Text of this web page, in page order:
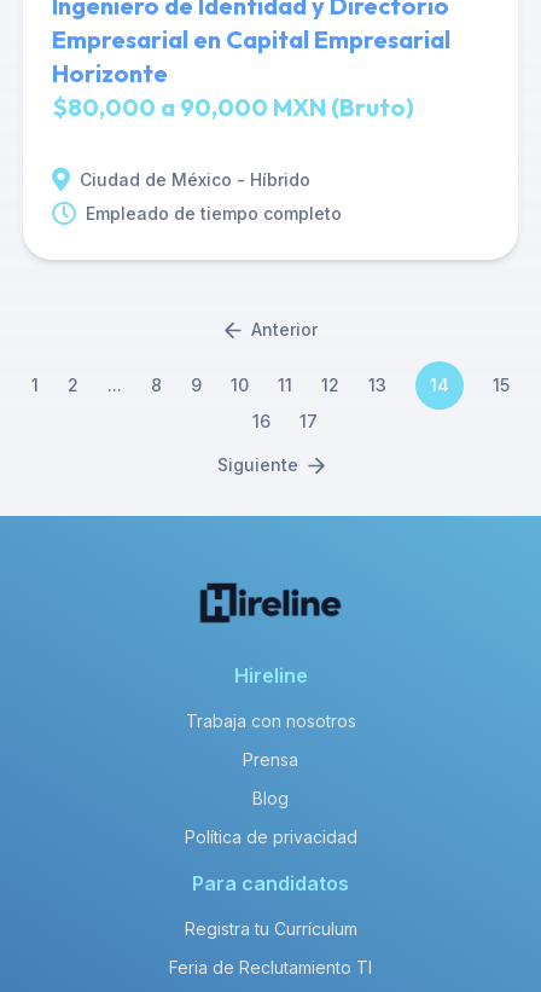
Empresarial en Capital Empresarial
Horizonte
$80,000 a 90,000 MXN (Bruto)
Ciudad de México - Híbrido
Empleado de tiempo completo
Anterior
1 2 ... 8 9 10 11 12 13 14
15
16
17
Siguiente
Hireline
Trabaja con nosotros
Prensa
Blog
Política de privacidad
Para candidatos
Registra tu Currículum
Feria de Reclutamiento TI